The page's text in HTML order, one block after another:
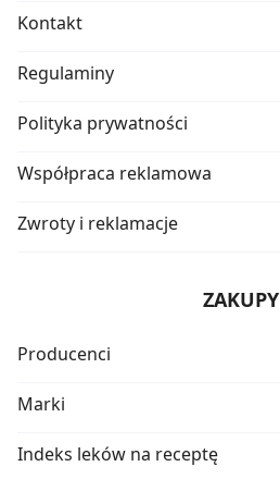
Kontakt
Regulaminy
Polityka prywatności
Współpraca reklamowa
Zwroty i reklamacje
ZAKUPY
Producenci
Marki
Indeks leków na receptę